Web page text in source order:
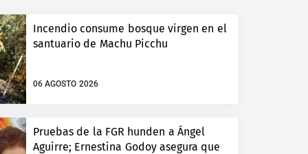
Incendio consume bosque virgen en el
santuario de Machu Picchu
06 AGOSTO 2026
Pruebas de la FGR hunden a Ángel
Aguirre; Ernestina Godoy asegura que